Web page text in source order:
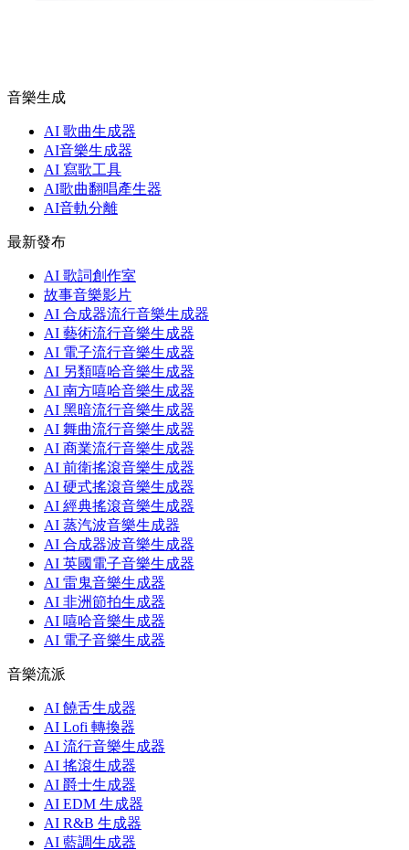
音樂生成
AI 歌曲生成器
AI音樂生成器
AI 寫歌工具
AI歌曲翻唱產生器
AI音軌分離
最新發布
AI 歌詞創作室
故事音樂影片
AI 合成器流行音樂生成器
AI 藝術流行音樂生成器
AI 電子流行音樂生成器
AI 另類嘻哈音樂生成器
AI 南方嘻哈音樂生成器
AI 黑暗流行音樂生成器
AI 舞曲流行音樂生成器
AI 商業流行音樂生成器
AI 前衛搖滾音樂生成器
AI 硬式搖滾音樂生成器
AI 經典搖滾音樂生成器
AI 蒸汽波音樂生成器
AI 合成器波音樂生成器
AI 英國電子音樂生成器
AI 雷鬼音樂生成器
AI 非洲節拍生成器
AI 嘻哈音樂生成器
AI 電子音樂生成器
音樂流派
AI 饒舌生成器
AI Lofi 轉換器
AI 流行音樂生成器
AI 搖滾生成器
AI 爵士生成器
AI EDM 生成器
AI R&B 生成器
AI 藍調生成器